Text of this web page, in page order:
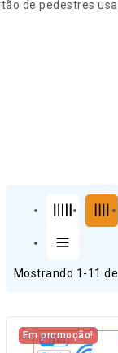
de pedestres
Mostrando 1-11
Em promoção!